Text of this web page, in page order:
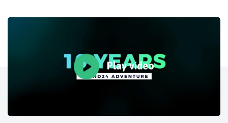
Play video